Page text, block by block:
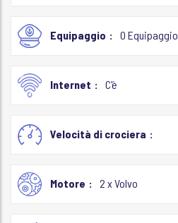
Equipaggio 0 Equipaggio
Internet C'è
Velocità di crociera
Motore 2 x Volvo